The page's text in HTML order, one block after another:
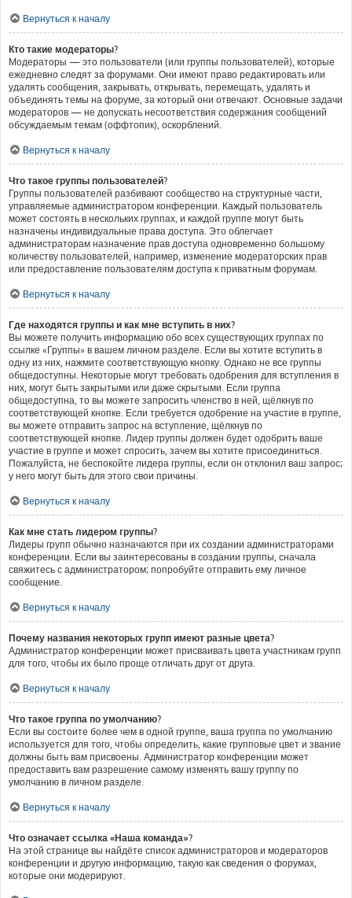
Вернуться к началу
Кто такие модераторы?
Модераторы — это пользователи (или группы пользователей), которые
ежедневно следят за форумами. Они имеют право редактировать или
удалять сообщения, закрывать, открывать, перемещать, удалять и
объединять темы на форуме, за который они отвечают. Основные задачи
модераторов — не допускать несоответствия содержания сообщений
обсуждаемым темам (оффтопик), оскорблений.
Вернуться к началу
Что такое группы пользователей?
Группы пользователей разбивают сообщество на структурные части,
управляемые администратором конференции. Каждый пользователь
может состоять в нескольких группах, и каждой группе могут быть
назначены индивидуальные права доступа. Это облегчает
администраторам назначение прав доступа одновременно большому
количеству пользователей, например, изменение модераторских прав
или предоставление пользователям доступа к приватным форумам.
Вернуться к началу
Где находятся группы и как мне вступить в них?
Вы можете получить информацию обо всех существующих группах по
ссылке «Группы» в вашем личном разделе. Если вы хотите вступить в
одну из них, нажмите соответствующую кнопку. Однако не все группы
общедоступны. Некоторые могут требовать одобрения для вступления в
них, могут быть закрытыми или даже скрытыми. Если группа
общедоступна, то вы можете запросить членство в ней, щёлкнув по
соответствующей кнопке. Если требуется одобрение на участие в группе,
вы можете отправить запрос на вступление, щёлкнув по
соответствующей кнопке. Лидер группы должен будет одобрить ваше
участие в группе и может спросить, зачем вы хотите присоединиться.
Пожалуйста, не беспокойте лидера группы, если он отклонил ваш запрос;
у него могут быть для этого свои причины.
Вернуться к началу
Как мне стать лидером группы?
Лидеры групп обычно назначаются при их создании администраторами
конференции. Если вы заинтересованы в создании группы, сначала
свяжитесь с администратором; попробуйте отправить ему личное
сообщение.
Вернуться к началу
Почему названия некоторых групп имеют разные цвета?
Администратор конференции может присваивать цвета участникам групп
для того, чтобы их было проще отличать друг от друга.
Вернуться к началу
Что такое группа по умолчанию?
Если вы состоите более чем в одной группе, ваша группа по умолчанию
используется для того, чтобы определить, какие групповые цвет и звание
должны быть вам присвоены. Администратор конференции может
предоставить вам разрешение самому изменять вашу группу по
умолчанию в личном разделе.
Вернуться к началу
Что означает ссылка «Наша команда»?
На этой странице вы найдёте список администраторов и модераторов
конференции и другую информацию, такую как сведения о форумах,
которые они модерируют.